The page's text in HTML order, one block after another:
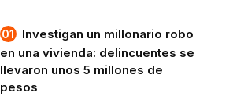
Investigan un millonario robo
en una vivienda: delincuentes se
llevaron unos 5 millones de
pesos